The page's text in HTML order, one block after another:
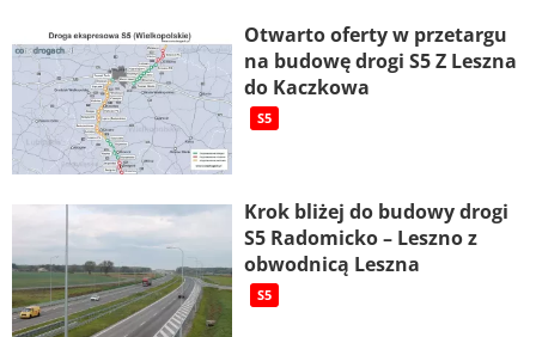
Otwarto oferty w przetargu
na budowę drogi S5 Z Leszna
do Kaczkowa
S5
Krok bliżej do budowy drogi
S5 Radomicko – Leszno z
obwodnicą Leszna
S5